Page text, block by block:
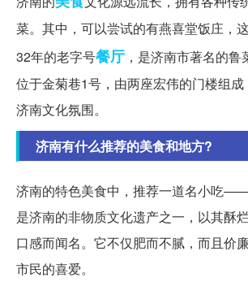
菜。其中，可以尝试的有燕喜堂饭庄，
32年的老字号餐厅 ，是济南市著名的
位于金菊巷1号，由两座宏伟的门楼组
济南文化氛围。
济南有什么推荐的美食和地方?
济南的特色美食中，推荐一道名小吃
是济南的非物质文化遗产之一，以其酥
口感而闻名。它不仅肥而不腻，而且价
市民的喜爱。